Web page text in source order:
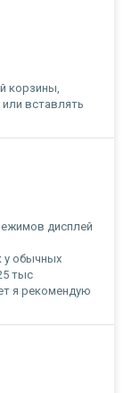
корзины,
вставлять
дисплей
у обычных
тыс
я рекомендую